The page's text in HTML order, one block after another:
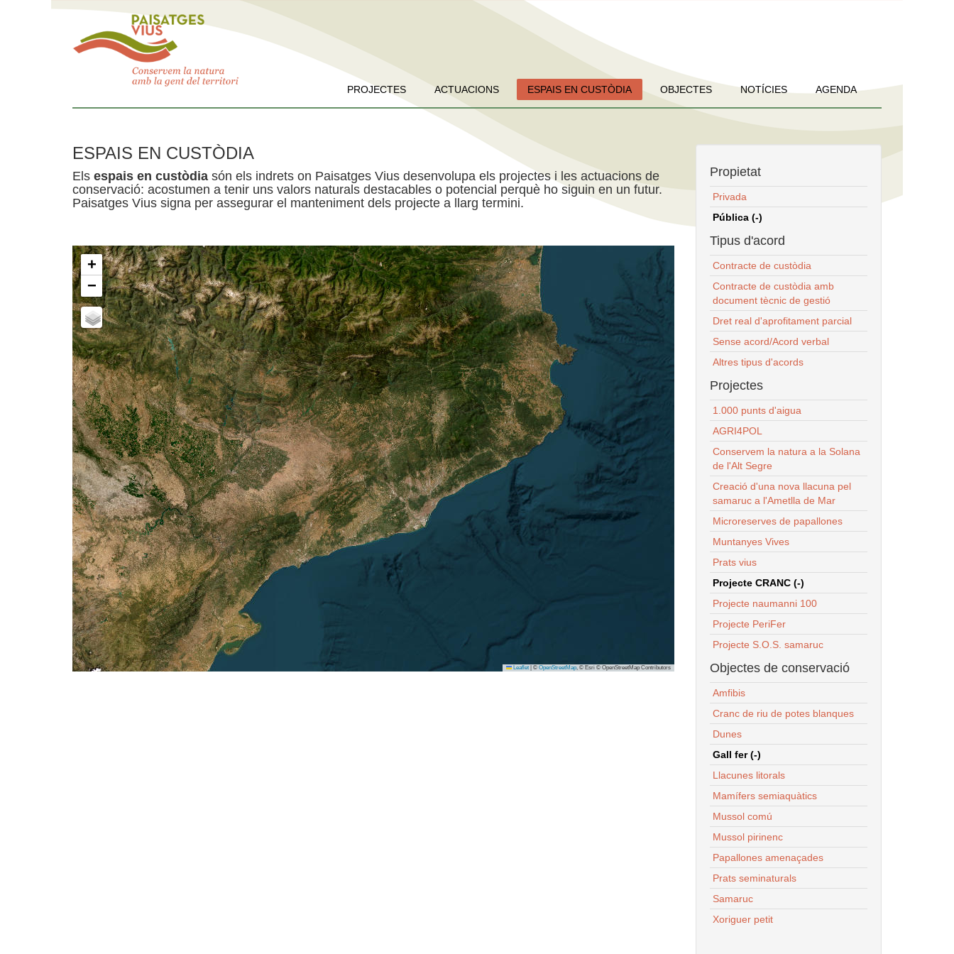
PROJECTES ACTUACIONS ESPAIS EN CUSTÒDIA OBJECTES NOTÍCIES AGENDA
ESPAIS EN CUSTÒDIA
Els espais en custòdia són els indrets on Paisatges Vius desenvolupa els projectes i les actuacions de
conservació: acostumen a tenir uns valors naturals destacables o potencial perquè ho siguin en un futur.
Paisatges Vius signa per assegurar el manteniment dels projecte a llarg termini.
+
−
Leaflet © OpenStreetMap, © Esri © OpenStreetMap Contributors
Propietat
Privada
Pública (-)
Tipus d'acord
Contracte de custòdia
Contracte de custòdia amb
document tècnic de gestió
Dret real d'aprofitament parcial
Sense acord/Acord verbal
Altres tipus d'acords
Projectes
1.000 punts d'aigua
AGRI4POL
Conservem la natura a la Solana
de l'Alt Segre
Creació d'una nova llacuna pel
samaruc a l'Ametlla de Mar
Microreserves de papallones
Muntanyes Vives
Prats vius
Projecte CRANC (-)
Projecte naumanni 100
Projecte PeriFer
Projecte S.O.S. samaruc
Objectes de conservació
Amfibis
Cranc de riu de potes blanques
Dunes
Gall fer (-)
Llacunes litorals
Mamífers semiaquàtics
Mussol comú
Mussol pirinenc
Papallones amenaçades
Prats seminaturals
Samaruc
Xoriguer petit